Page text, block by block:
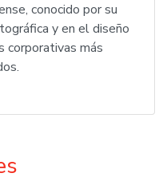
conocido por su
y en el diseño
corporativas más